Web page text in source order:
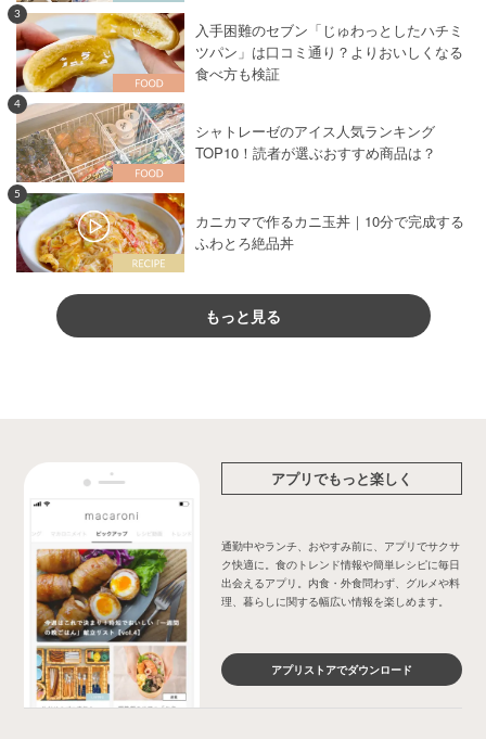
3
入手困難のセブン「じゅわっとしたハチミ
ツパン」は口コミ通り？よりおいしくなる
食べ方も検証
4
シャトレーゼのアイス人気ランキング
TOP10！読者が選ぶおすすめ商品は？
5
カニカマで作るカニ玉丼｜10分で完成する
ふわとろ絶品丼
もっと見る
アプリでもっと楽しく
通勤中やランチ、おやすみ前に、アプリでサクサ
ク快適に。食のトレンド情報や簡単レシピに毎日
出会えるアプリ。内食・外食問わず、グルメや料
理、暮らしに関する幅広い情報を楽しめます。
アプリストアでダウンロード